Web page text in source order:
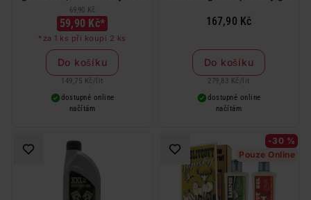
ml
69,90 Kč
59,90 Kč*
*za 1 ks při koupi 2 ks
Do košíku
149,75 Kč / lit
dostupné online
načítám
167,90 Kč
Do košíku
279,83 Kč / lit
dostupné online
načítám
-30 %
Pouze Online